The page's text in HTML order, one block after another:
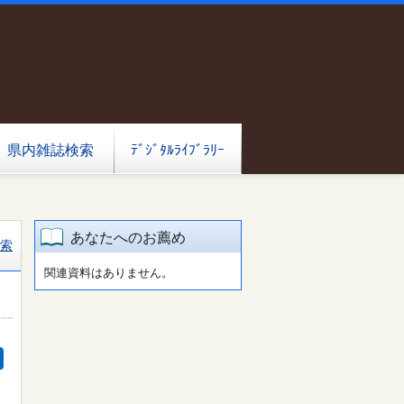
県内雑誌検索 ﾃﾞｼﾞﾀﾙﾗｲﾌﾞﾗﾘｰ
あなたへのお薦め
関連資料はありません。